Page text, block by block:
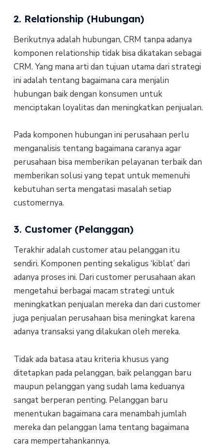
2. Relationship (Hubungan)
Berikutnya adalah hubungan, CRM tanpa adanya
komponen relationship tidak bisa dikatakan sebagai
CRM. Yang mana arti dan tujuan utama dari strategi
ini adalah tentang bagaimana cara menjalin
hubungan baik dengan konsumen untuk
menciptakan loyalitas dan meningkatkan penjualan.
Pada komponen hubungan ini perusahaan perlu
menganalisis tentang bagaimana caranya agar
perusahaan bisa memberikan pelayanan terbaik dan
memberikan solusi yang tepat untuk memenuhi
kebutuhan serta mengatasi masalah setiap
customernya.
3. Customer (Pelanggan)
Terakhir adalah customer atau pelanggan itu
sendiri. Komponen penting sekaligus ‘kiblat’ dari
adanya proses ini. Dari customer perusahaan akan
mengetahui berbagai macam strategi untuk
meningkatkan penjualan mereka dan dari customer
juga penjualan perusahaan bisa meningkat karena
adanya transaksi yang dilakukan oleh mereka.
Tidak ada batasa atau kriteria khusus yang
ditetapkan pada pelanggan, baik pelanggan baru
maupun pelanggan yang sudah lama keduanya
sangat berperan penting. Pelanggan baru
menentukan bagaimana cara menambah jumlah
mereka dan pelanggan lama tentang bagaimana
cara mempertahankannya.